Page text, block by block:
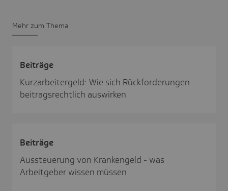
Mehr zum Thema
Beiträge
Kurzarbeitergeld: Wie sich Rückforderungen
beitragsrechtlich auswirken
Beiträge
Aussteuerung von Krankengeld - was
Arbeitgeber wissen müssen